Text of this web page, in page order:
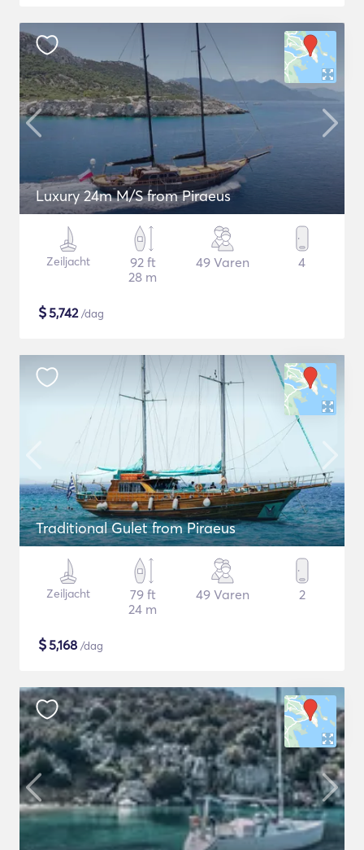
Luxury 24m M/S from Piraeus
Zeiljacht
92 ft
28 m
49 Varen 4
$5,742/dag
Traditional Gulet from Piraeus
Zeiljacht
79 ft
24 m
49 Varen 2
$5,168 /dag